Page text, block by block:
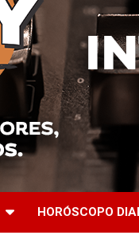
HORÓSCOPO